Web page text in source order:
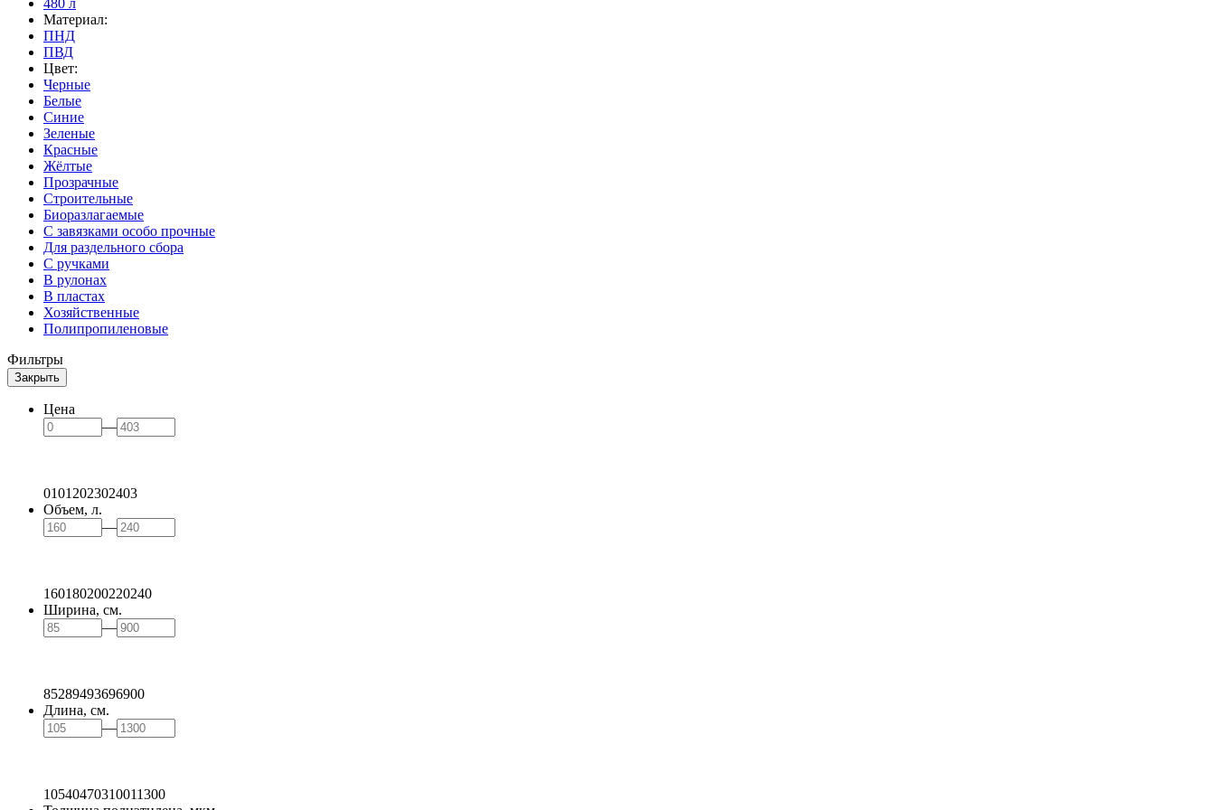
Материал:
ПНД
ПВД
Цвет:
Черные
Белые
Синие
Зеленые
Красные
Жёлтые
Прозрачные
Строительные
Биоразлагаемые
С завязками особо прочные
Для раздельного сбора
С ручками
В рулонах
В пластах
Хозяйственные
Полипропиленовые
Фильтры
Закрыть
Цена
—
0101 202302403
Объем, л.
—
160180200220240
Ширина, см.
—
85289493696900
Длина, см.
—
10540470310011300